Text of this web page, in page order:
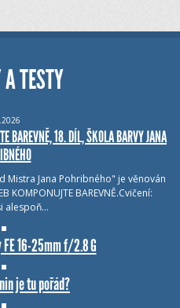
TESTY
BAREVNĚ, 18. DÍL, ŠKOLA BARVY JANA
Mistra Jana Pohribného" je věnován
KOMPONUJTE BAREVNĚ.Cvičení:
alespoň…
16-25mm f/2.8 G
je tu pořád?